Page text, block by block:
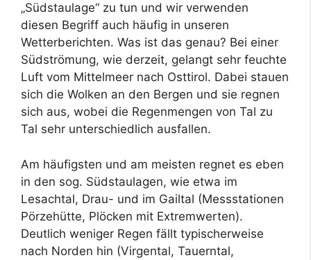
„Südstaulage“ zu tun und wir verwenden
diesen Begriff auch häufig in unseren
Wetterberichten. Was ist das genau? Bei einer
Südströmung, wie derzeit, gelangt sehr feuchte
Luft vom Mittelmeer nach Osttirol. Dabei stauen
sich die Wolken an den Bergen und sie regnen
sich aus, wobei die Regenmengen von Tal zu
Tal sehr unterschiedlich ausfallen.
Am häufigsten und am meisten regnet es eben
in den sog. Südstaulagen, wie etwa im
Lesachtal, Drau- und im Gailtal (Messstationen
Pörzehütte, Plöcken mit Extremwerten).
Deutlich weniger Regen fällt typischerweise
nach Norden hin (Virgental, Tauerntal,